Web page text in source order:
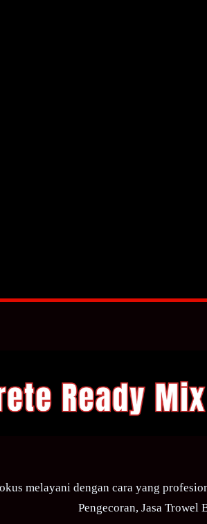
melayani dengan cara yang
Pengecoran, Jasa Trowel